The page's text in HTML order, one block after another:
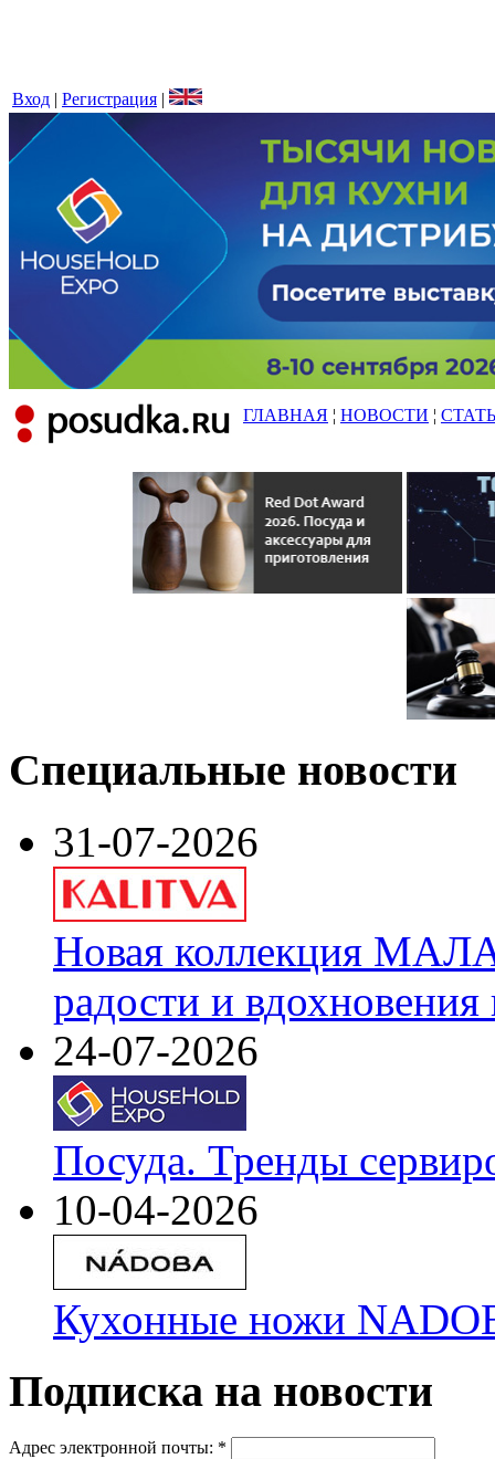
Вход | Регистрация |
ГЛАВНАЯ ¦ НОВОСТИ ¦
Специальные новости
31-07-2026
Новая коллекция
радости и
24-07-2026
Посуда. Тренды
10-04-2026
Кухонные ножи
Подписка на новости
Адрес электронной почты: *